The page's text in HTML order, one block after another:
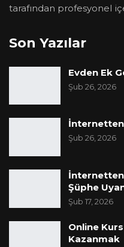
tarafından profesyonel
Son Yazılar
Evden Ek
Şub 26, 2026
İnternetten
Şub 26, 2026
İnternetten
Şüphe
Şub 17, 2026
Online
Kazanmak